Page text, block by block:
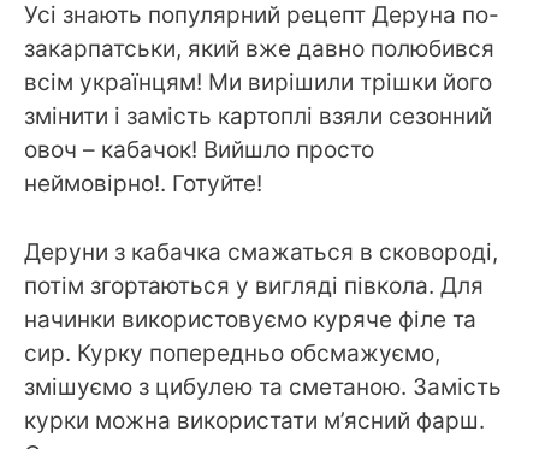
Усі знають популярний рецепт Деруна по-
закарпатськи, який вже давно полюбився
всім українцям! Ми вирішили трішки його
змінити і замість картоплі взяли сезонний
овоч – кабачок! Вийшло просто
неймовірно!. Готуйте!
Деруни з кабачка смажаться в сковороді,
потім згортаються у вигляді півкола. Для
начинки використовуємо куряче філе та
сир. Курку попередньо обсмажуємо,
змішуємо з цибулею та сметаною. Замість
курки можна використати м’ясний фарш.